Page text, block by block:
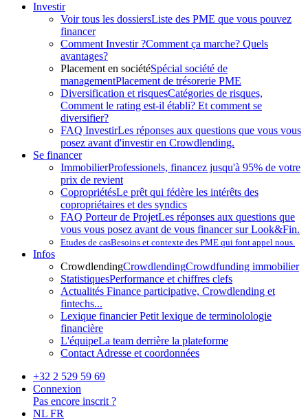
Investir
Voir tous les dossiersListe des PME que vous pouvez
financer
Comment Investir ?Comment ça marche? Quels
avantages?
Placement en sociétéSpécial société de
managementPlacement de trésorerie PME
Diversification et risquesCatégories de risques,
Comment le rating est-il établi? Et comment se
diversifier?
FAQ InvestirLes réponses aux questions que vous vous
posez avant d'investir en Crowdlending.
Se financer
ImmobilierProfessionels, financez jusqu'à 95% de votre
prix de revient
CopropriétésLe prêt qui fédère les intérêts des
copropriétaires et des syndics
FAQ Porteur de ProjetLes réponses aux questions que
vous vous posez avant de vous financer sur Look&Fin.
Etudes de casBesoins et contexte des PME qui font appel nous.
Infos
CrowdlendingCrowdlendingCrowdfunding immobilier
StatistiquesPerformance et chiffres clefs
Actualités Finance participative, Crowdlending et
fintechs...
Lexique financierPetit lexique de terminolologie
financière
L'équipeLa team derrière la plateforme
Contact Adresse et coordonnées
+32 2 529 59 69
Connexion
Pas encore inscrit ?
NL FR